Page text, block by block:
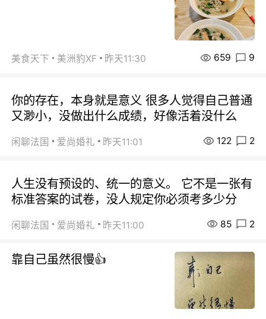
美食天下 美洲豹XF 昨天11:30 659 9
你的存在，本身就是意义 很多人觉得自己普通
又渺小，没做出什么成绩，好像活着没什么
闲聊法国 爱尚婚礼 昨天11:01 122 2
人生没有预设的、统一的意义。 它不是一张有
标准答案的试卷，没人规定你必须考多少分
闲聊法国 爱尚婚礼 昨天11:00 85 2
靠自己虽然很慢👍